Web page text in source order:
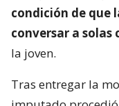
condición de que
conversar a solas
la joven.
Tras entregar la